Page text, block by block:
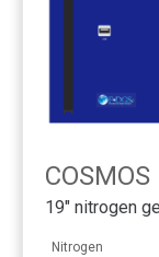
19" nitrogen
Nitrogen